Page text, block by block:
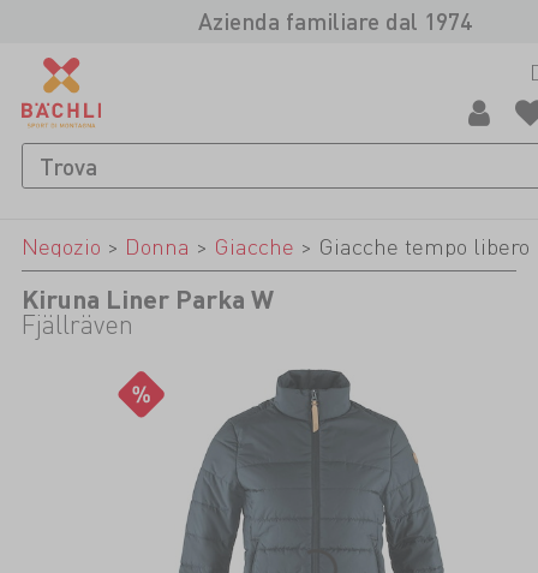
Azienda familiare dal 1974
Negozio > Donna > Giacche > Giacche tempo libero
Kiruna Liner Parka W
Fjällräven